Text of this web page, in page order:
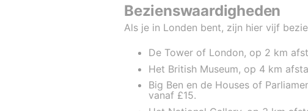
Bezienswaardigheden
Als je in Londen bent, zijn hier vijf
De Tower of London, op 2 km
Het British Museum, op 4 km
Big Ben en de Houses of
vanaf £15.